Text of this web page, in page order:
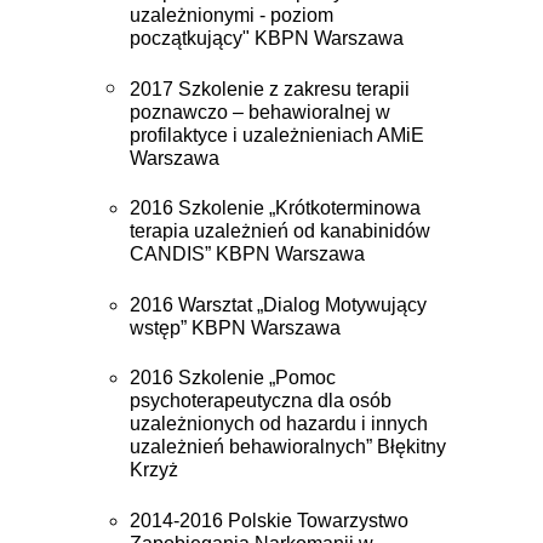
uzależnionymi - poziom
początkujący" KBPN Warszawa
2017 Szkolenie z zakresu terapii
poznawczo – behawioralnej w
profilaktyce i uzależnieniach AMiE
Warszawa
2016 Szkolenie „Krótkoterminowa
terapia uzależnień od kanabinidów
CANDIS” KBPN Warszawa
2016 Warsztat „Dialog Motywujący
wstęp” KBPN Warszawa
2016 Szkolenie „Pomoc
psychoterapeutyczna dla osób
uzależnionych od hazardu i innych
uzależnień behawioralnych” Błękitny
Krzyż
2014-2016 Polskie Towarzystwo